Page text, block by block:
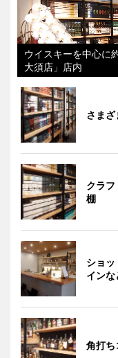
ウイスキーを中心に
大須店」店内
さま
クラ
棚
ショ
インな
角打ち